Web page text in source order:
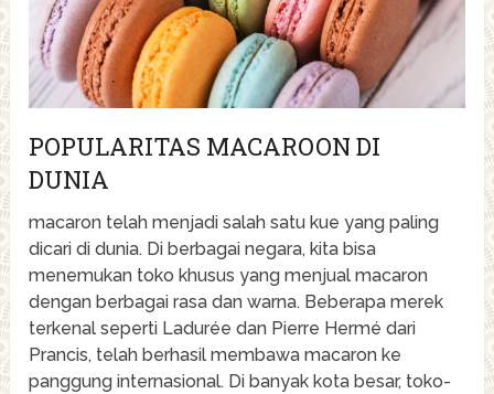
POPULARITAS MACAROON DI
DUNIA
macaron telah menjadi salah satu kue yang paling
dicari di dunia. Di berbagai negara, kita bisa
menemukan toko khusus yang menjual macaron
dengan berbagai rasa dan warna. Beberapa merek
terkenal seperti Ladurée dan Pierre Hermé dari
Prancis, telah berhasil membawa macaron ke
panggung internasional. Di banyak kota besar, toko-